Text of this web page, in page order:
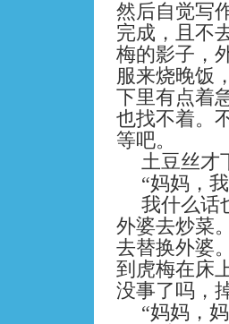
然后自觉写
完成，且不
梅的影子，
服来烧晚饭
下里有点着
也找不着。
等吧。
土豆丝才
“妈妈，
我什么话
外婆去炒菜
去替换外婆
到虎梅在床
没事了吗，
“妈妈，